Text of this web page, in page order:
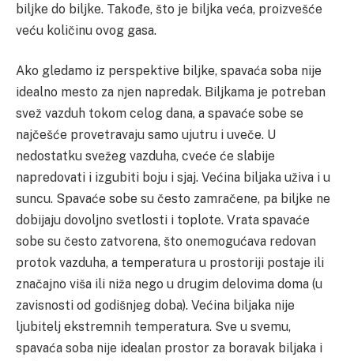
biljke do biljke. Takođe, što je biljka veća, proizvešće
veću količinu ovog gasa.
Ako gledamo iz perspektive biljke, spavaća soba nije
idealno mesto za njen napredak. Biljkama je potreban
svež vazduh tokom celog dana, a spavaće sobe se
najčešće provetravaju samo ujutru i uveče. U
nedostatku svežeg vazduha, cveće će slabije
napredovati i izgubiti boju i sjaj. Većina biljaka uživa i u
suncu. Spavaće sobe su često zamračene, pa biljke ne
dobijaju dovoljno svetlosti i toplote. Vrata spavaće
sobe su često zatvorena, što onemogućava redovan
protok vazduha, a temperatura u prostoriji postaje ili
značajno viša ili niža nego u drugim delovima doma (u
zavisnosti od godišnjeg doba). Većina biljaka nije
ljubitelj ekstremnih temperatura. Sve u svemu,
spavaća soba nije idealan prostor za boravak biljaka i